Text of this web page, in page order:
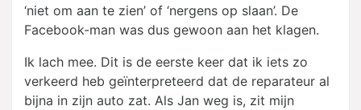
‘niet om aan te zien’ of ‘nergens op slaan’. De
Facebook-man was dus gewoon aan het klagen.
Ik lach mee. Dit is de eerste keer dat ik iets zo
verkeerd heb geïnterpreteerd dat de reparateur al
bijna in zijn auto zat. Als Jan weg is, zit mijn